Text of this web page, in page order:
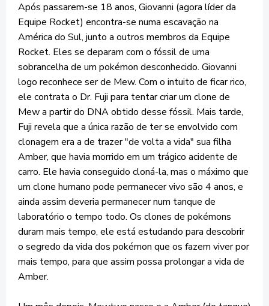
Após passarem-se 18 anos, Giovanni (agora líder da
Equipe Rocket) encontra-se numa escavação na
América do Sul, junto a outros membros da Equipe
Rocket. Eles se deparam com o fóssil de uma
sobrancelha de um pokémon desconhecido. Giovanni
logo reconhece ser de Mew. Com o intuito de ficar rico,
ele contrata o Dr. Fuji para tentar criar um clone de
Mew a partir do DNA obtido desse fóssil. Mais tarde,
Fuji revela que a única razão de ter se envolvido com
clonagem era a de trazer "de volta a vida" sua filha
Amber, que havia morrido em um trágico acidente de
carro. Ele havia conseguido cloná-la, mas o máximo que
um clone humano pode permanecer vivo são 4 anos, e
ainda assim deveria permanecer num tanque de
laboratório o tempo todo. Os clones de pokémons
duram mais tempo, ele está estudando para descobrir
o segredo da vida dos pokémon que os fazem viver por
mais tempo, para que assim possa prolongar a vida de
Amber.